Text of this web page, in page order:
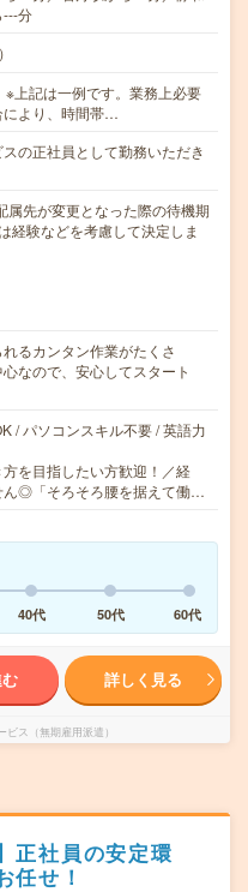
---分
上記は一例です。業務上必要
により、時間帯…
の正社員として勤務いただき
先が変更となった際の待機期
験などを考慮して決定しま
るカンタン作業がたくさ
なので、安心してスタート
/ パソコンスキル不要 / 英語力
を目指したい方歓迎！／経
ん◎「そろそろ腰を据えて働…
40代 50代 60代
詳しく見る
ス（無期雇用派遣）
正社員の安定環
任せ！